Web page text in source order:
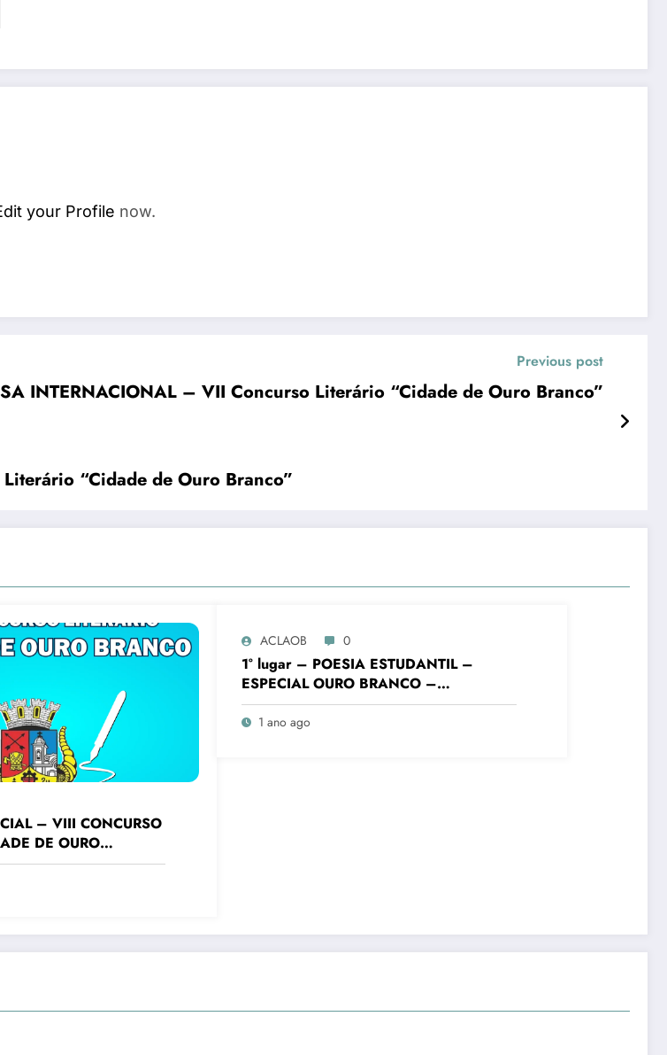
your Profile now.
Previous post
INTERNACIONAL – VII Concurso Literário “Cidade de Ouro Branco”
“Cidade de Ouro Branco”
– VIII CONCURSO
DE OURO
ACLAOB 0
1° lugar – POESIA ESTUDANTIL –
ESPECIAL OURO BRANCO –
FUNDAMENTAL FINAIS – Colégio
Batista Mineiro Unid. Ouro Branco – VIII
1 ano ago